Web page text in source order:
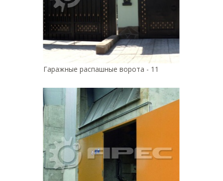
Гаражные распашные ворота - 11